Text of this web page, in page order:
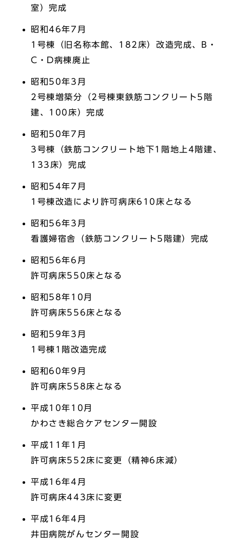
室）完成
昭和46年7月
1号棟（旧名称本館、182床）改造完成、B・
C・D病棟廃止
昭和50年3月
2号棟増築分（2号棟東鉄筋コンクリート5階
建、100床）完成
昭和50年7月
3号棟（鉄筋コンクリート地下1階地上4階建、
133床）完成
昭和54年7月
1号棟改造により許可病床610床となる
昭和56年3月
看護婦宿舎（鉄筋コンクリート5階建）完成
昭和56年6月
許可病床550床となる
昭和58年10月
許可病床556床となる
昭和59年3月
1号棟1階改造完成
昭和60年9月
許可病床558床となる
平成10年10月
かわさき総合ケアセンター開設
平成11年1月
許可病床552床に変更（精神6床減）
平成16年4月
許可病床443床に変更
平成16年4月
井田病院がんセンター開設